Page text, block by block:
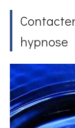
hypnose